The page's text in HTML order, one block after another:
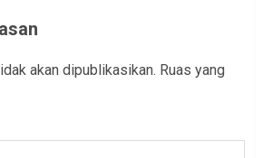
akan dipublikasikan. Ruas yang